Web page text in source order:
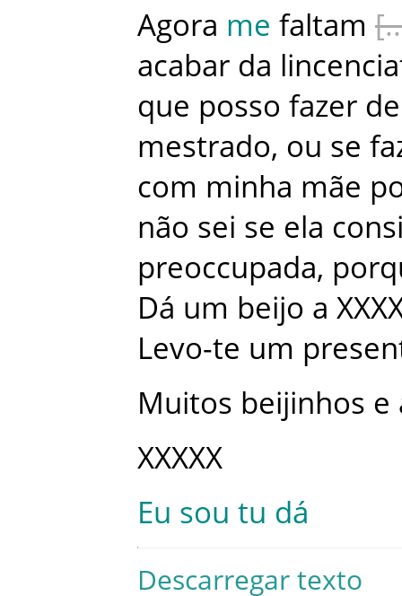
Agora me faltam
acabar da
que posso fazer
mestrado, ou se
com minha mãe
não sei se ela
preoccupada,
Dá um beijo a
Levo-te um
Muitos beijinhos e
XXXXX
Eu sou tu dá
Descarregar texto